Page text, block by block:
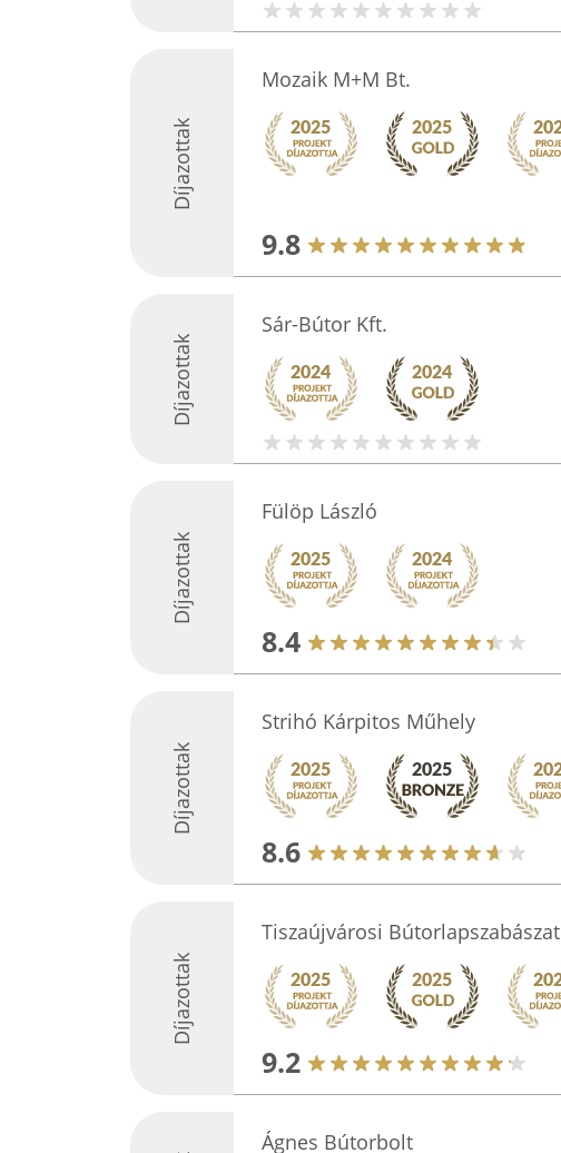
Díjazottak
Mozaik M+M Bt.
9.8
Díjazottak
Sár-Bútor Kft.
Díjazottak
Fülöp László
8.4
Díjazottak
Strihó Kárpitos Műhely
8.6
Díjazottak
Tiszaújvárosi Bútorlapszabászat
9.2
Ágnes Bútorbolt